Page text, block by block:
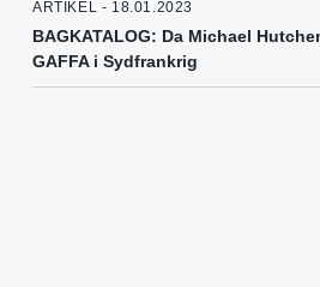
ARTIKEL - 18.01.2023
BAGKATALOG: Da Michael
GAFFA i Sydfrankrig